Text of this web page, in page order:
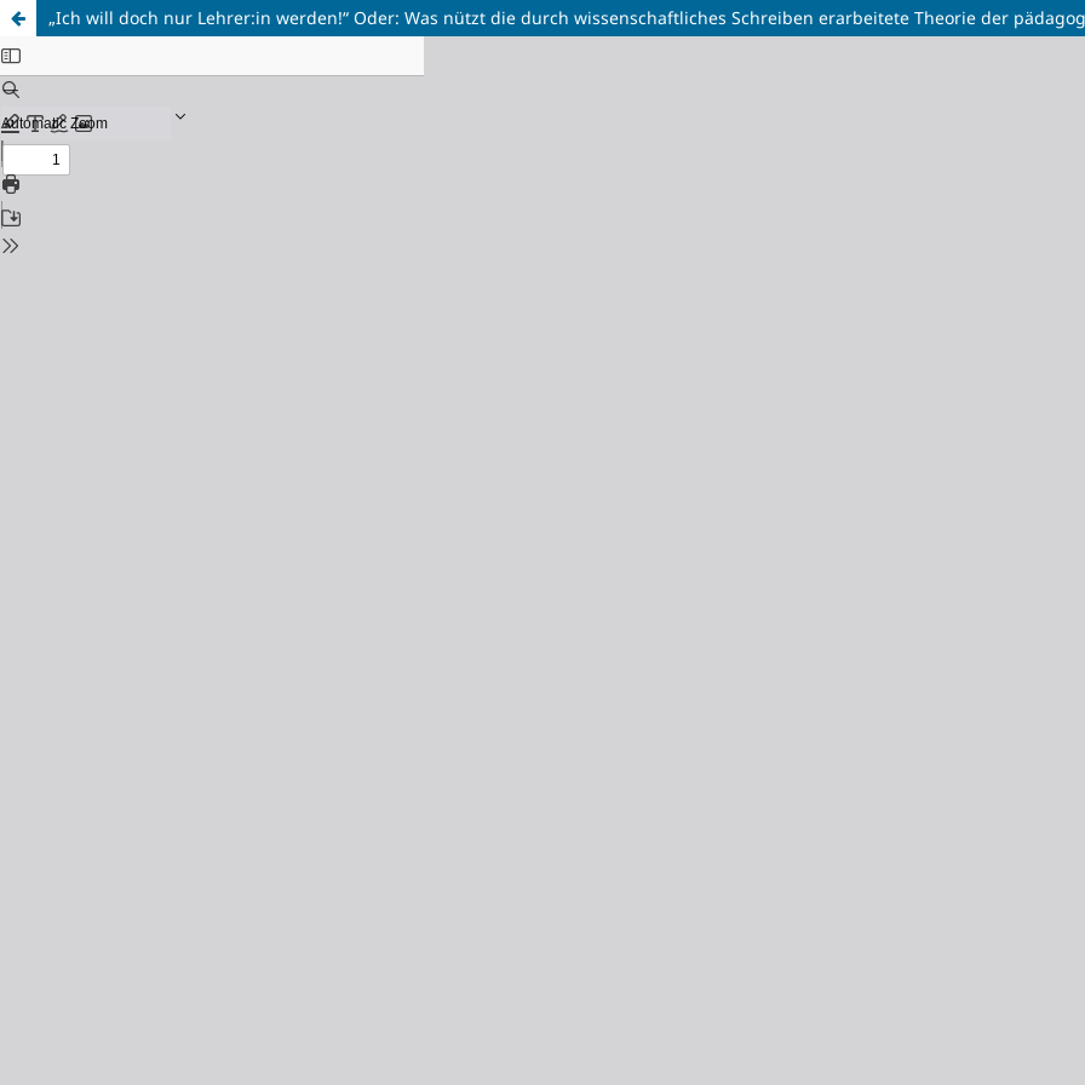
„Ich will doch nur Lehrer:in werden!“ Oder: Was nützt die durch wissenschaftliches Schreiben erarbeitete Theorie der